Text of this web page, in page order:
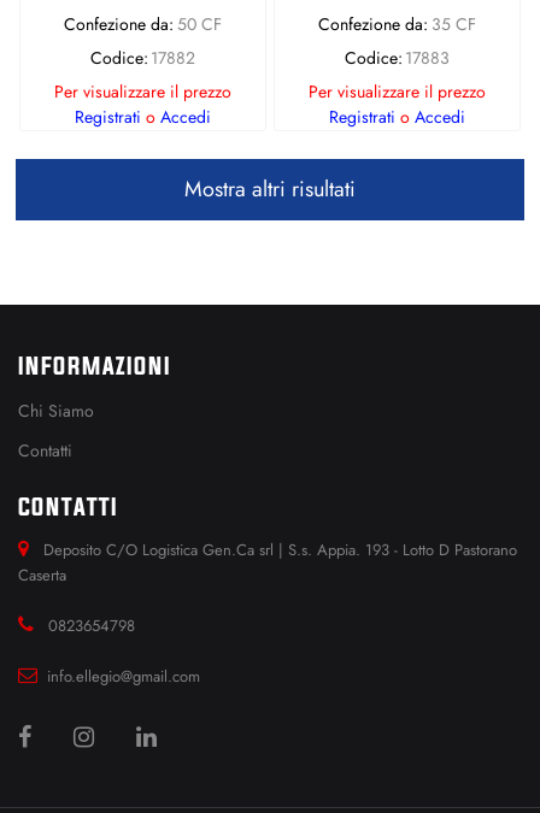
Confezione da: 50 CF
Codice: 17882
Per visualizzare il prezzo
Registrati o Accedi
Confezione da: 35 CF
Codice: 17883
Per visualizzare il prezzo
Registrati o Accedi
Mostra altri risultati
INFORMAZIONI
Chi Siamo
Contatti
CONTATTI
Deposito C/O Logistica Gen.Ca srl | S.s. Appia. 193 - Lotto D Pastorano
Caserta
0823654798
info.ellegio@gmail.com